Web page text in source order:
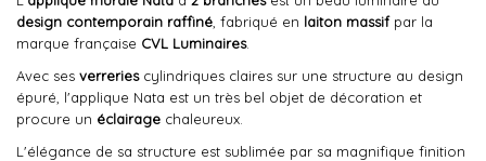
design contemporain raffiné , fabriqué en laiton massifpar la
marque française CVL Luminaires.
Avec ses verreriescylindriques claires sur une structure au design
épuré, l'applique Nata est un très bel objet de décoration et
procure un éclairage chaleureux.
L'élégance de sa structure est sublimée par sa magnifique finition